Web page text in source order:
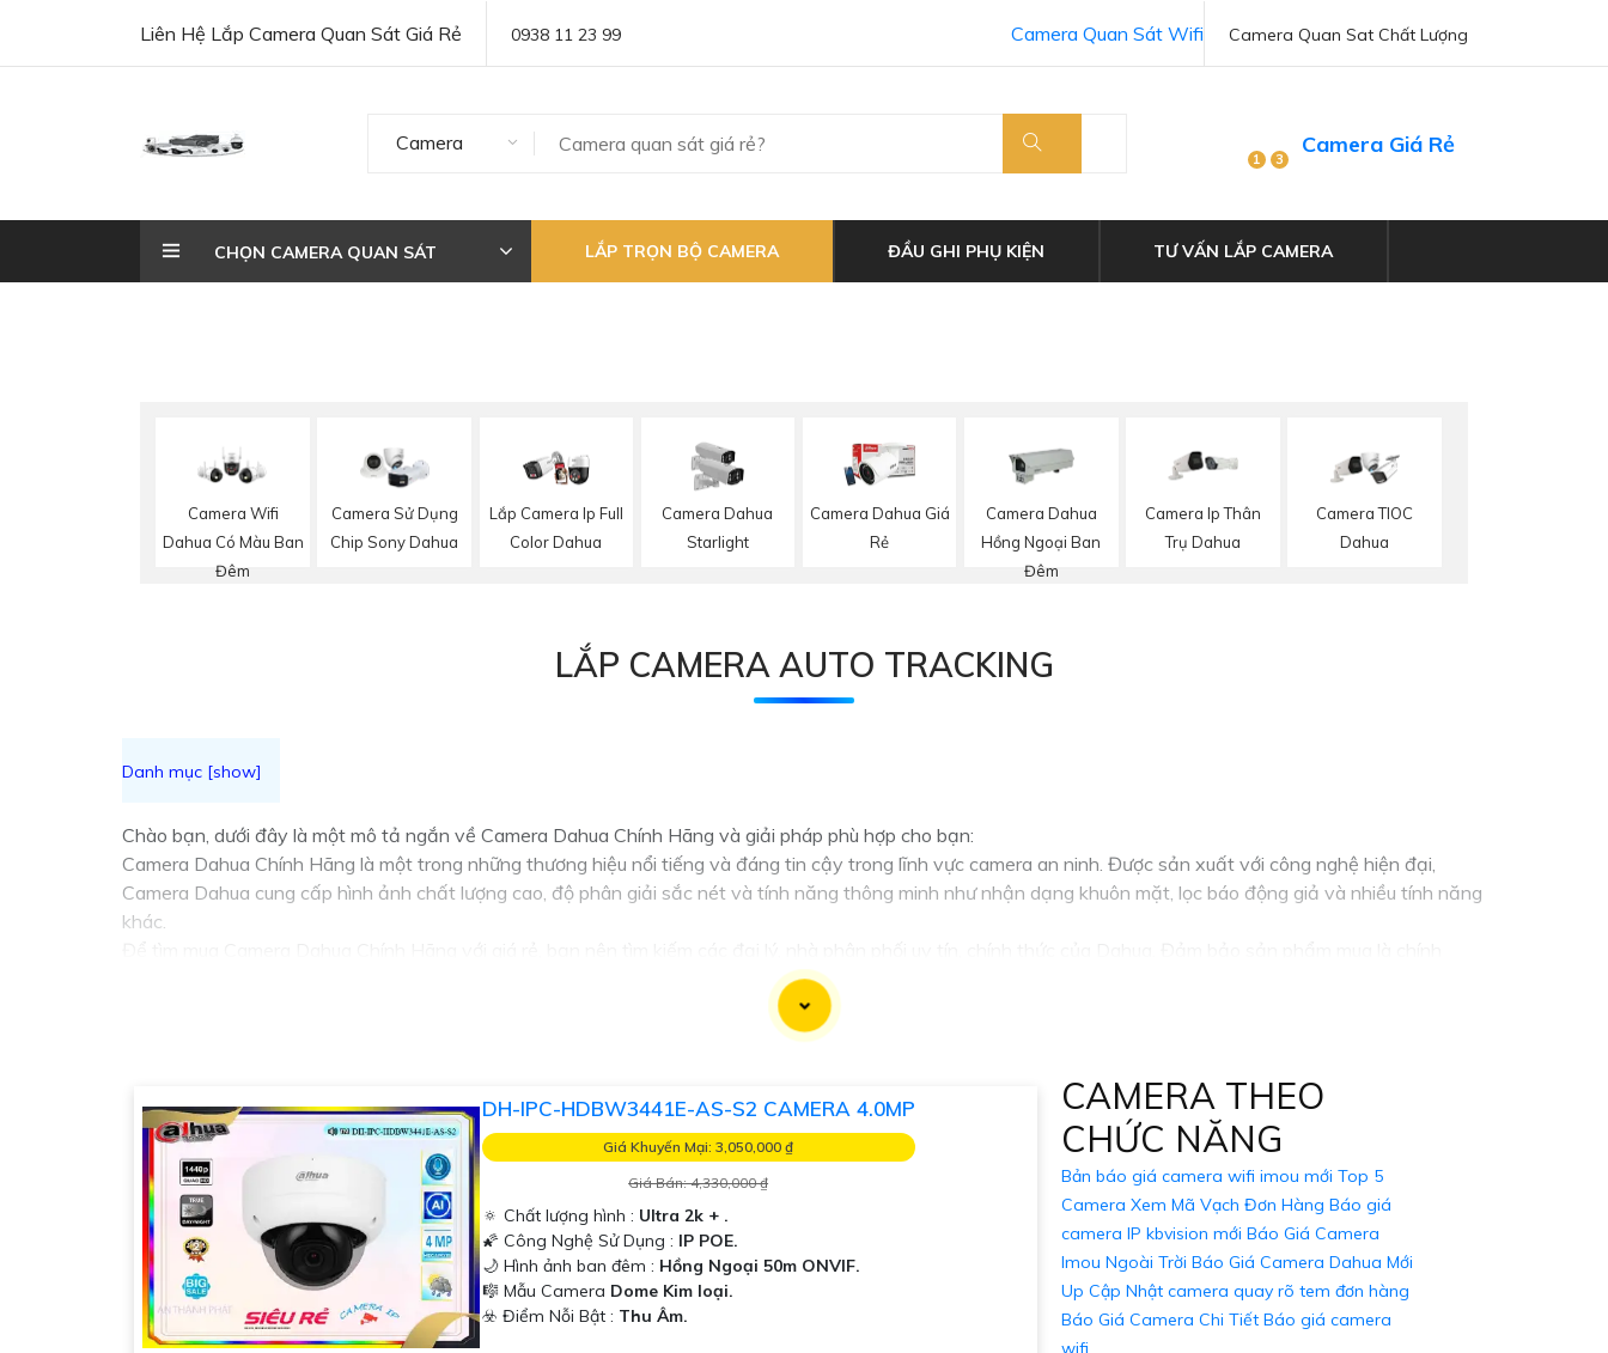
Liên Hệ Lắp Camera Quan Sát Giá Rẻ 0938 11 23 99 Camera Quan Sat Chất Lượng
Camera Quan Sát Wifi
Camera
1 3
Camera Giá Rẻ
CHỌN CAMERA QUAN SÁT LẮP TRỌN BỘ CAMERA ĐẦU GHI PHỤ KIỆN TƯ VẤN LẮP CAMERA
Camera Wifi
Dahua Có Màu Ban
Đêm
Camera Sử Dụng
Chip Sony Dahua
Lắp Camera Ip Full
Color Dahua
Camera Dahua
Starlight
Camera Dahua Giá
Rẻ
Camera Dahua
Hồng Ngoại Ban
Đêm
Camera Ip Thân
Trụ Dahua
Camera TIOC
Dahua
LẮP CAMERA AUTO TRACKING
Chào bạn, dưới đây là một mô tả ngắn về Camera Dahua Chính Hãng và giải pháp phù hợp cho bạn:
Camera Dahua Chính Hãng là một trong những thương hiệu nổi tiếng và đáng tin cậy trong lĩnh vực camera an ninh. Được sản xuất với công nghệ hiện đại,
Camera Dahua cung cấp hình ảnh chất lượng cao, độ phân giải sắc nét và tính năng thông minh như nhận dạng khuôn mặt, lọc báo động giả và nhiều tính năng
khác.
Để lựa chọn giải pháp phù hợp, quan trọng bạn cần xác định mục đích sử dụng camera, khu vực lắp đặt, số lượng camera cần thiết và tính năng cần có như ghi
âm, xoay, zoom, cảnh báo... Với những yếu tố này, bạn có thể tham khảo ý kiến của chuyên gia hoặc tư vấn viên để chọn lựa được giải pháp tốt nhất cho nhu
Chúc bạn thành công trong việc tìm hiểu và lựa chọn Camera Dahua Chính Hãng giá rẻ và giải pháp phù hợp cho mình. Nếu cần thêm thông tin hoặc hỗ trợ, hãy
để lại câu hỏi để mình giúp bạn nhé!
DH-IPC-HDBW3441E-AS-S2 CAMERA 4.0MP
Giá Khuyến Mại: 3,050,000 ₫
Giá Bán: 4,330,000 ₫
🔅 Chất lượng hình : Ultra 2k + .
🌠 Công Nghệ Sử Dụng : IP POE.
🌙 Hình ảnh ban đêm : Hồng Ngoại 50m ONVIF.
🎼️ Mẫu Camera Dome Kim loại.
️☣️ Điểm Nỗi Bật : Thu Âm.
CAMERA THEO
CHỨC NĂNG
Bản báo giá camera wifi imou mới Top 5
Camera Xem Mã Vạch Đơn Hàng Báo giá
camera IP kbvision mới Báo Giá Camera
Imou Ngoài Trời Báo Giá Camera Dahua Mới
Up Cập Nhật camera quay rõ tem đơn hàng
Báo Giá Camera Chi Tiết Báo giá camera
wifi